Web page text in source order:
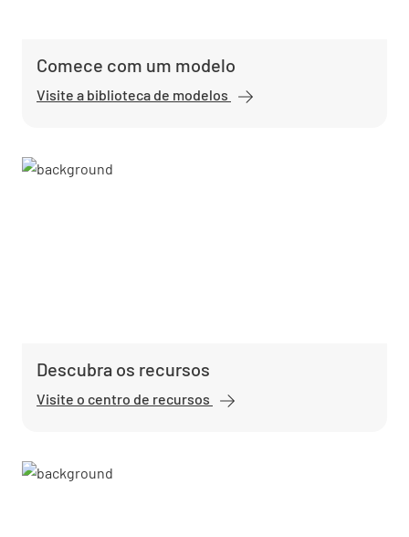
Comece com um modelo
Visite a biblioteca de modelos
Descubra os recursos
Visite o centro de recursos